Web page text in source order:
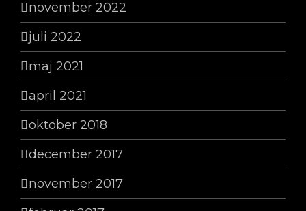
november 2022
juli 2022
maj 2021
april 2021
oktober 2018
december 2017
november 2017